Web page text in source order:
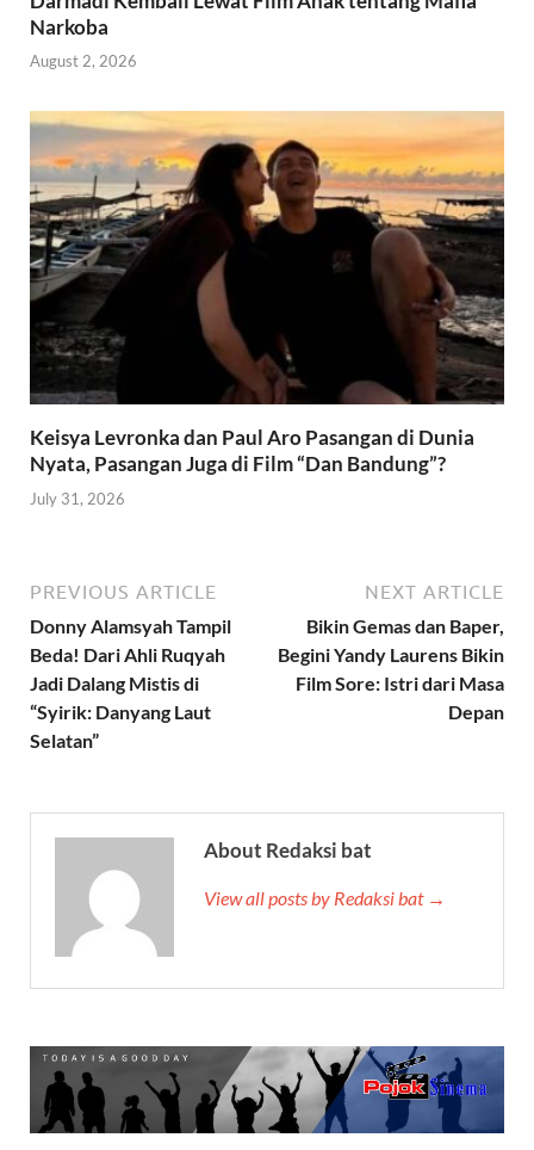
Narkoba
August 2, 2026
Keisya Levronka dan Paul Aro Pasangan di Dunia
Nyata, Pasangan Juga di Film “Dan Bandung”?
July 31, 2026
PREVIOUS ARTICLE
Donny Alamsyah Tampil
Beda! Dari Ahli Ruqyah
Jadi Dalang Mistis di
“Syirik: Danyang Laut
Selatan”
NEXT ARTICLE
Bikin Gemas dan Baper,
Begini Yandy Laurens Bikin
Film Sore: Istri dari Masa
Depan
About Redaksi bat
View all posts by Redaksi bat →